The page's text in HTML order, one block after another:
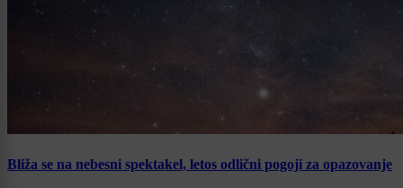
Bliža se na nebesni spektakel, letos odlični pogoji za opazovanje